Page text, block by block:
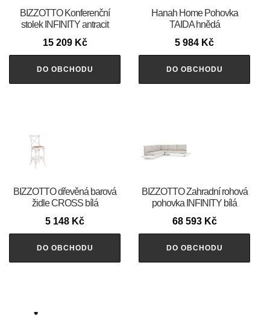
BIZZOTTO Konferenční
stolek INFINITY antracit
15 209 Kč
DO OBCHODU
Hanah Home Pohovka
TAIDA hnědá
5 984 Kč
DO OBCHODU
BIZZOTTO dřevěná barová
židle CROSS bílá
5 148 Kč
DO OBCHODU
BIZZOTTO Zahradní rohová
pohovka INFINITY bílá
68 593 Kč
DO OBCHODU